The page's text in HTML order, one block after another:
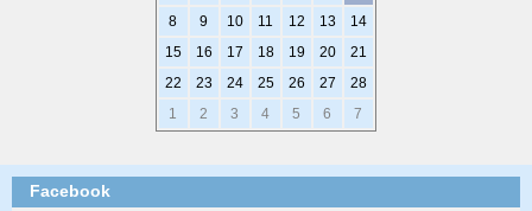
8
9 10 11 12 13
14
15
16 17 18 19 20
21
22
23 24 25 26 27
28
1
2 3 4 5 6 7
Facebook